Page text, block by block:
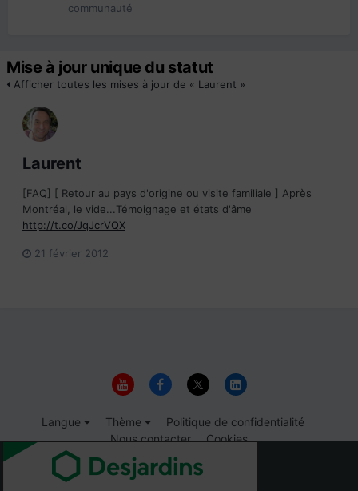
communauté
Mise à jour unique du statut
Afficher toutes les mises à jour de « Laurent »
Laurent
[FAQ] [ Retour au pays d'origine ou visite familiale ] Après
Montréal, le vide...Témoignage et états d'âme
http://t.co/JqJcrVQX
21 février 2012
Langue Thème
Politique de confidentialité
Nous contacter
Cookies
© 1999-2026 Immigrer.com Inc.